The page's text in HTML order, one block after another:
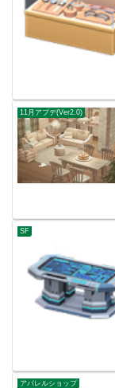
11月アプデ(Ver2.0)
SF
アパレルショップ